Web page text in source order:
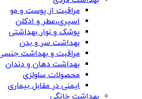
مراقبت از پوست و مو
اسپری،عطر و ادکلن
پوشک و نوار بهداشتی
بهداشت سر و بدن
مراقبت و بهداشت
بهداشت دهان و دندان
محصولات سلولزی
ایمنی در مقابل بیماری
بهداشت خانگی